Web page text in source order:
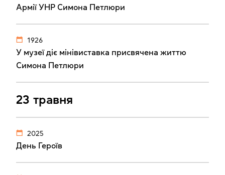
Армії УНР Симона Петлюри
1926
У музеї діє мінівиставка присвячена життю
Симона Петлюри
23 травня
2025
День Героїв